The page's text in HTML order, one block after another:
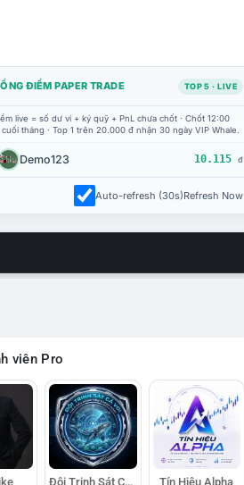
ĐIỂM PAPER TRADE TOP 5 · LIVE
live = số dư ví + ký quỹ + PnL chưa chốt · Chốt 12:00
tháng · Top 1 trên 20.000 đ nhận 30 ngày VIP Whale.
Demo123 10.115 đ
Auto-refresh (30s)Refresh Now
viên Pro
Đội Trinh Sát Cá Voi Tín Hiệu Alpha